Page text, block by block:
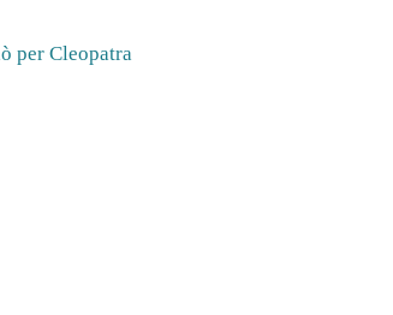
per Cleopatra